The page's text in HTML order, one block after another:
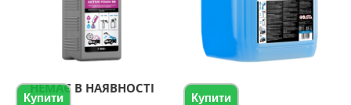
НЕМАЄ В НАЯВНОСТІ
Купити Купити